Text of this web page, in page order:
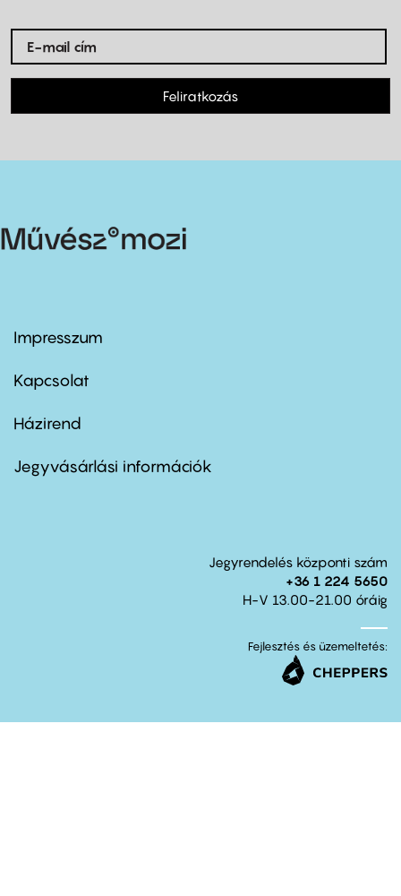
Feliratkozás
Footer
first
Impresszum
Kapcsolat
Footer
second
Házirend
Jegyvásárlási információk
Jegyrendelés központi szám
+36 1 224 5650
H-V 13.00-21.00 óráig
Fejlesztés és üzemeltetés: